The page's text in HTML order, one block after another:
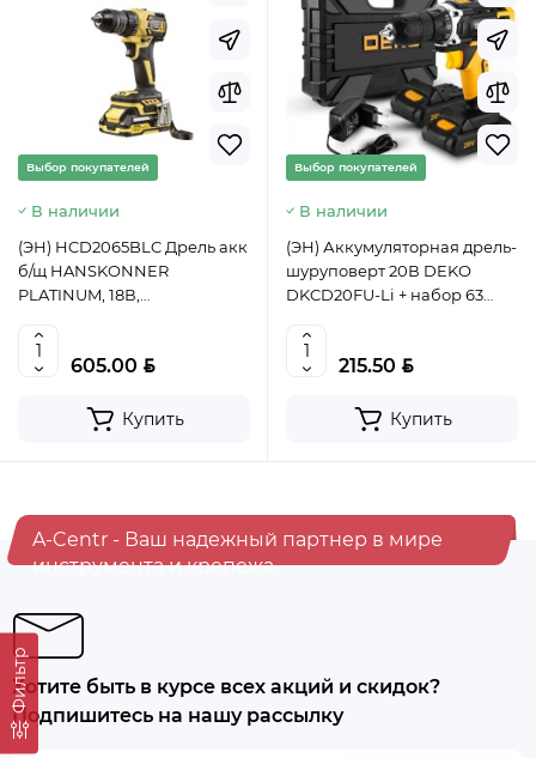
Фильтр
Хит продаж
Выбор покупателей
Предзаказ
Ведро строительное 12л, ПРЕМИУМ, арт. 0201 БЕЗ
НОСИКА
5.50BYN
Выбор покупателей
В наличии
(ЭН) HCD2065BLC Дрель акк
б/щ HANSKONNER
PLATINUM, 18В,
13мм, кейс HS,
4603010128595 (CN)
605.00 BYN
Купить
Выбор покупателей
В наличии
(ЭН) Аккумуляторная дрель-
шуруповерт 20В DEKO
DKCD20FU-Li + набор 63
2x3.0Ач, з/у, 063-4175,
6971674995913
215.50 BYN
Купить
A-Centr - Ваш надежный партнер в мире
инструмента и крепежа
Хотите быть в курсе всех акций и скидок?
Подпишитесь на нашу рассылку